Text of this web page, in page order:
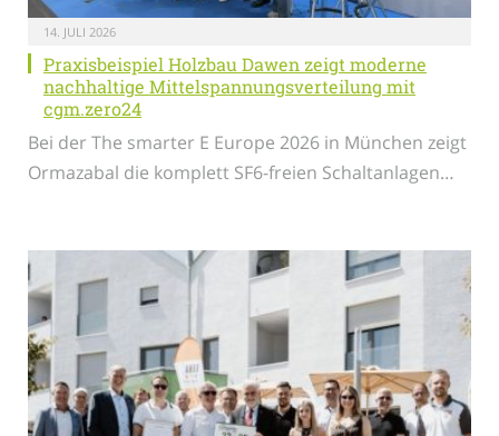
14. JULI 2026
Praxisbeispiel Holzbau Dawen zeigt moderne
nachhaltige Mittelspannungsverteilung mit
cgm.zero24
Bei der The smarter E Europe 2026 in München zeigt
Ormazabal die komplett SF6-freien Schaltanlagen…